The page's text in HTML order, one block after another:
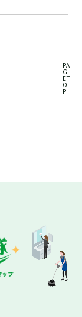
PA
G
ET
O
P